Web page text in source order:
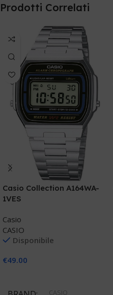
Prodotti Correlati
Casio Collection A164WA-
1VES
Casio
CASIO
Disponibile
€49.00
CASIO